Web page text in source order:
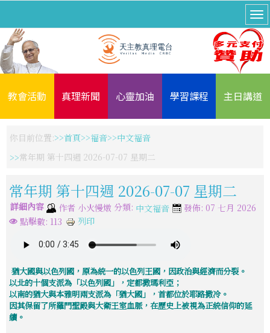
教會活動 真理新聞 心靈加油 學習課程 主日講道
你目前位置: 首頁 福音
中文福音
常年期 第十四週 2026-07-07 星期二
常年期 第十四週 2026-07-07 星期二
詳細內容 作者 小火慢燉 分類: 中文福音
發佈: 07 七月 2026
點擊數: 113
列印
猶大國與以色列國，原為統一的以色列王國，因政治與經濟而分裂。
以北的十個支派為「以色列國」，定都撒瑪利亞；
以南的猶大與本雅明兩支派為「猶大國」， 首都位於耶路撒冷。
因其保留了所羅門聖殿與大衛王室血脈， 在歷史上被視為正統信仰的延
續。